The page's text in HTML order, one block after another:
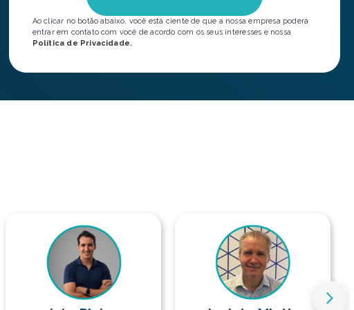
Ao clicar no botão abaixo, você está ciente de que a nossa empresa poderá
entrar em contato com você de acordo com os seus interesses e nossa
Política de Privacidade.